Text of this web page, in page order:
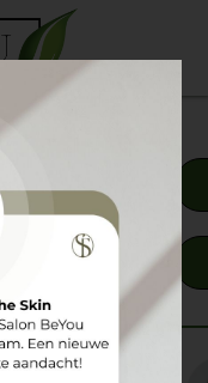
aanbieding,
BeYou en een cliënt
van toepassing
niet
is afgeweken.